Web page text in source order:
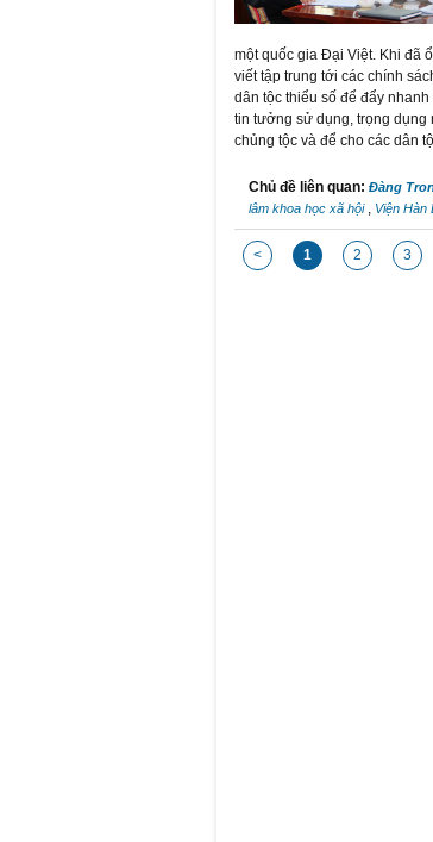
một quốc gia Đại Việt. Khi đã
viết tập trung tới các chính
dân tộc thiểu số để đẩy
tin tưởng sử dụng, trọng dụng
chủng tộc và để cho các dân
Chủ đề liên quan: Đàng
lâm khoa học xã hội , Viện Hàn
< 1 2 3